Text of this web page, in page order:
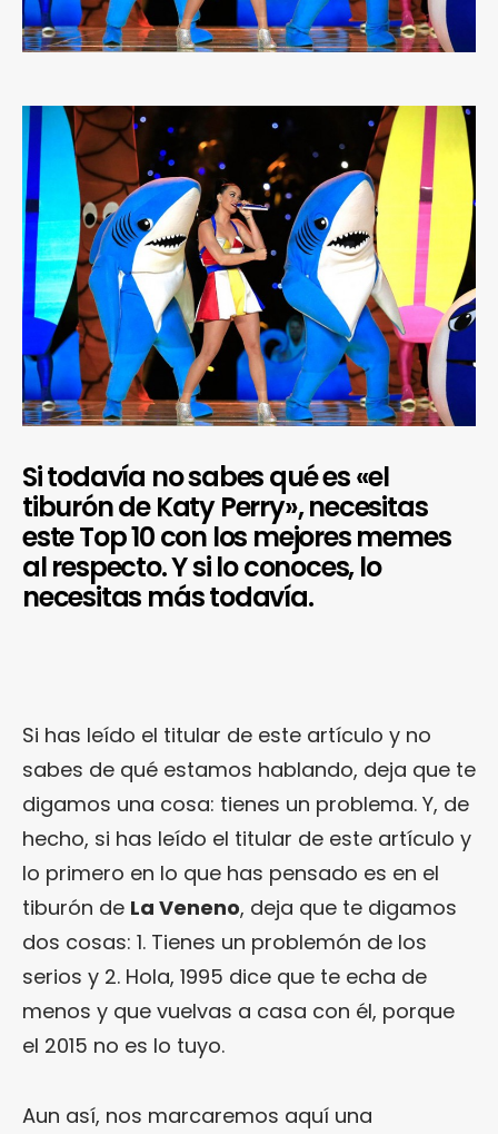
Si todavía no sabes qué es «el
tiburón de Katy Perry», necesitas
este Top 10 con los mejores memes
al respecto. Y si lo conoces, lo
necesitas más todavía.
Si has leído el titular de este artículo y no
sabes de qué estamos hablando, deja que te
digamos una cosa: tienes un problema. Y, de
hecho, si has leído el titular de este artículo y
lo primero en lo que has pensado es en el
tiburón de La Veneno, deja que te digamos
dos cosas: 1. Tienes un problemón de los
serios y 2. Hola, 1995 dice que te echa de
menos y que vuelvas a casa con él, porque
el 2015 no es lo tuyo.
Aun así, nos marcaremos aquí una